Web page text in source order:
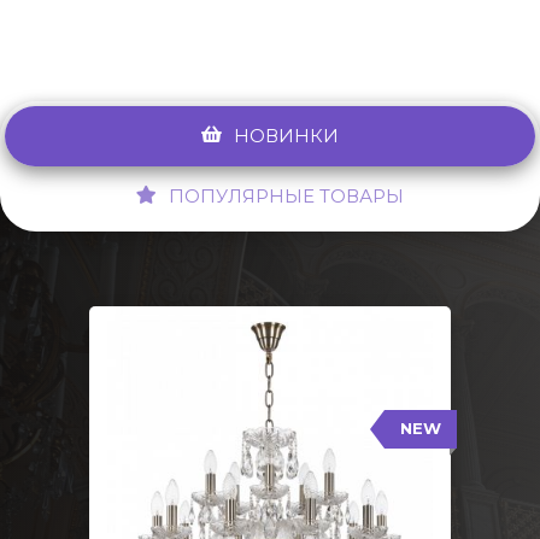
НОВИНКИ
ПОПУЛЯРНЫЕ ТОВАРЫ
NEW
117/10+5/240 Pa
Тип: Стеклянный рожок
Цвет арматуры: Патина/